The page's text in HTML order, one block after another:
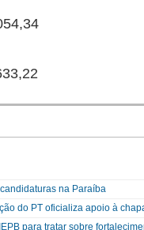
na Paraíba
do PT oficializa apoio à
para tratar sobre